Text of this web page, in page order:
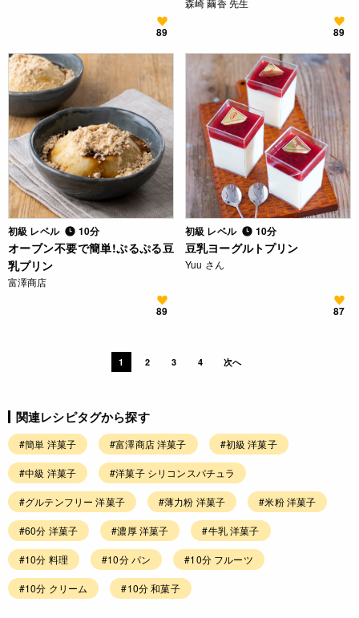
89
森崎 繭香 先生
89
初級 レベル 10分
オーブン不要で簡単!ぷるぷる豆
乳プリン
富澤商店
89
初級 レベル 10分
豆乳ヨーグルトプリン
Yuu さん
87
1 2 3 4 次へ
関連レシピタグから探す
#簡単 洋菓子 #富澤商店 洋菓子 #初級 洋菓子
#中級 洋菓子 #洋菓子 シリコンスパチュラ
#グルテンフリー 洋菓子 #薄力粉 洋菓子 #米粉 洋菓子
#60分 洋菓子 #濃厚 洋菓子 #牛乳 洋菓子
#10分 料理 #10分 パン #10分 フルーツ
#10分 クリーム #10分 和菓子